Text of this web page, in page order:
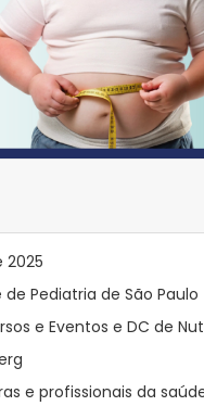
2025
de Pediatria de São Paulo
e Eventos e DC de
e profissionais da